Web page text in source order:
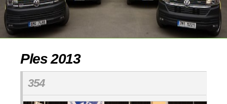
Ples 2013
354